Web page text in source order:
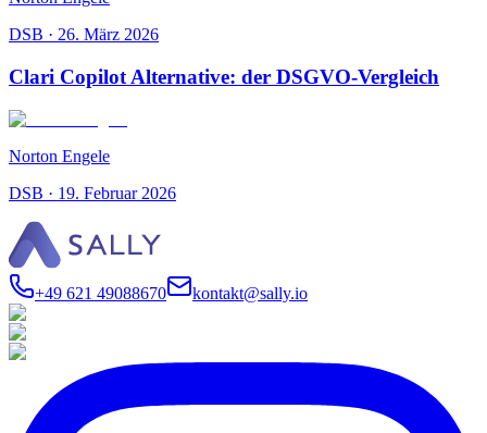
DSB · 26. März 2026
Clari Copilot Alternative: der DSGVO-Vergleich
Norton Engele
DSB · 19. Februar 2026
+49 621 49088670 kontakt@sally.io